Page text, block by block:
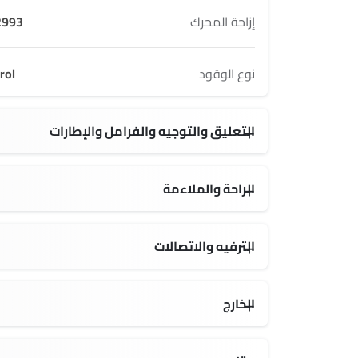
إزاحة المحرك cc
نوع الوقود
التعليق والتوجيه والفرامل والإطارات
الراحة والملاءمة
الترفيه والاتصالات
الخارج